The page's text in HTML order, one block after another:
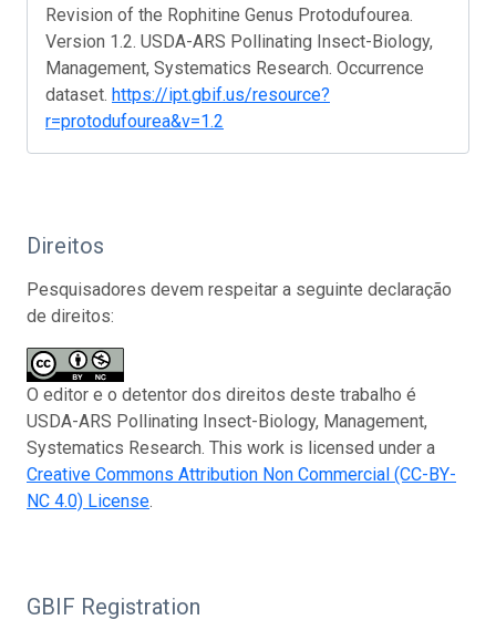
Revision of the Rophitine Genus Protodufourea.
Version 1.2. USDA-ARS Pollinating Insect-Biology,
Management, Systematics Research. Occurrence
dataset. https://ipt.gbif.us/resource?
r=protodufourea&v=1.2
Direitos
Pesquisadores devem respeitar a seguinte declaração
de direitos:
O editor e o detentor dos direitos deste trabalho é
USDA-ARS Pollinating Insect-Biology, Management,
Systematics Research. This work is licensed under a
Creative Commons Attribution Non Commercial (CC-BY-
NC 4.0) License.
GBIF Registration